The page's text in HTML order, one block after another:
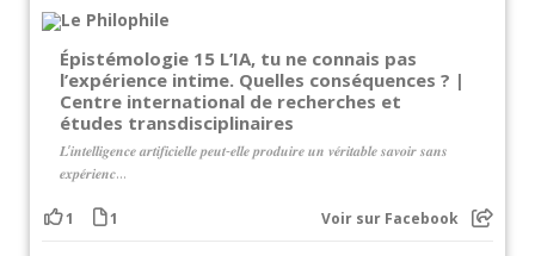
Épistémologie 15 L’IA, tu ne connais pas
l’expérience intime. Quelles conséquences ? |
Centre international de recherches et
études transdisciplinaires
𝑳’𝒊𝒏𝒕𝒆𝒍𝒍𝒊𝒈𝒆𝒏𝒄𝒆 𝒂𝒓𝒕𝒊𝒇𝒊𝒄𝒊𝒆𝒍𝒍𝒆 𝒑𝒆𝒖𝒕-𝒆𝒍𝒍𝒆 𝒑𝒓𝒐𝒅𝒖𝒊𝒓𝒆 𝒖𝒏 𝒗𝒆́𝒓𝒊𝒕𝒂𝒃𝒍𝒆 𝒔𝒂𝒗𝒐𝒊𝒓 𝒔𝒂𝒏𝒔
𝒆𝒙𝒑𝒆́𝒓𝒊𝒆𝒏𝒄...
1 1 Voir sur Facebook